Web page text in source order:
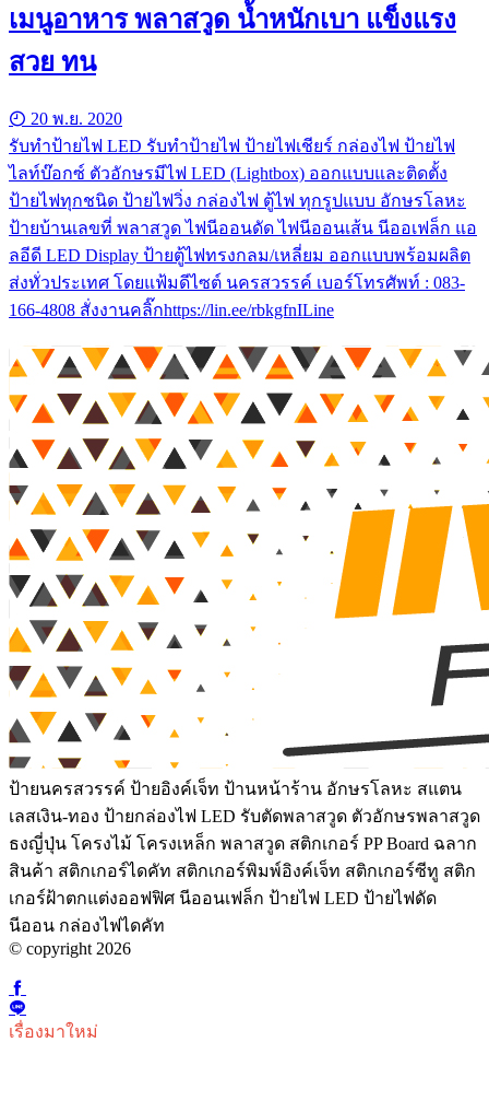
เมนูอาหาร พลาสวูด น้ำหนักเบา แข็งแรง
สวย ทน
20 พ.ย. 2020
รับทําป้ายไฟ LED รับทำป้ายไฟ ป้ายไฟเชียร์ กล่องไฟ ป้ายไฟ
ไลท์บ๊อกซ์ ตัวอักษรมีไฟ LED (Lightbox) ออกแบบและติดตั้ง
ป้ายไฟทุกชนิด ป้ายไฟวิ่ง กล่องไฟ ตู้ไฟ ทุกรูปแบบ อักษรโลหะ
ป้ายบ้านเลขที่ พลาสวูด ไฟนีออนดัด ไฟนีออนเส้น นีออเฟล็ก แอ
ลอีดี LED Display ป้ายตู้ไฟทรงกลม/เหลี่ยม ออกแบบพร้อมผลิต
ส่งทั่วประเทศ โดยแฟ้มดีไซต์ นครสวรรค์ เบอร์โทรศัพท์ : 083-
166-4808 สั่งงานคลิ๊กhttps://lin.ee/rbkgfnILine
ป้ายนครสวรรค์ ป้ายอิงค์เจ็ท ป้านหน้าร้าน อักษรโลหะ สแตน
เลสเงิน-ทอง ป้ายกล่องไฟ LED รับตัดพลาสวูด ตัวอักษรพลาสวูด
ธงญี่ปุ่น โครงไม้ โครงเหล็ก พลาสวูด สติกเกอร์ PP Board ฉลาก
สินค้า สติกเกอร์ไดคัท สติกเกอร์พิมพ์อิงค์เจ็ท สติกเกอร์ซีทู สติก
เกอร์ฝ้าตกแต่งออฟฟิศ นีออนเฟล็ก ป้ายไฟ LED ป้ายไฟดัด
นีออน กล่องไฟไดคัท
© copyright 2026
เรื่องมาใหม่